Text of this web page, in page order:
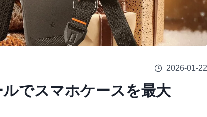
2026-01-22
でスマホケースを最大